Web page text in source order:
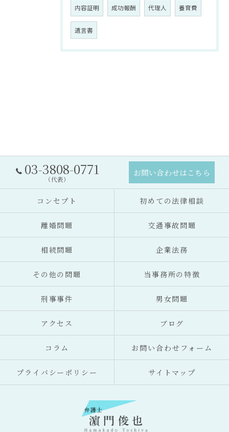
内容証明 成功報酬 代理人 養育費
遺言書
03-3808-0771
（代表）
お問い合わせはこちら
コンセプト 初めての法律相談
離婚問題 交通事故問題
相続問題 企業法務
その他の問題 当事務所の特徴
刑事事件 男女問題
アクセス ブログ
コラム お問い合わせフォーム
プライバシーポリシー サイトマップ